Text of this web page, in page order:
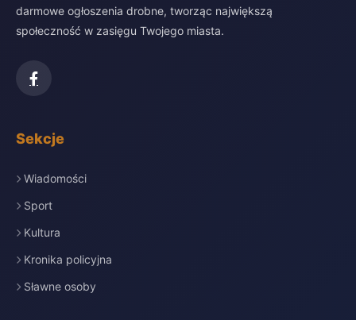
darmowe ogłoszenia drobne, tworząc największą
społeczność w zasięgu Twojego miasta.
Sekcje
Wiadomości
Sport
Kultura
Kronika policyjna
Sławne osoby